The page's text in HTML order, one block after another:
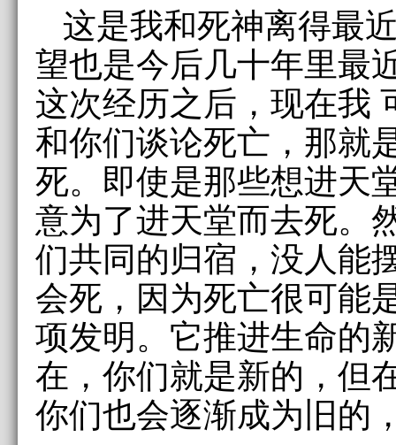
这是我和死神离得最
望也是今后几十年里最
这次经历之后，现在我
和你们谈论死亡，那就
死。即使是那些想进天
意为了进天堂而去死。
们共同的归宿，没人能
会死，因为死亡很可能
项发明。它推进生命的
在，你们就是新的，但
你们也会逐渐成为旧的